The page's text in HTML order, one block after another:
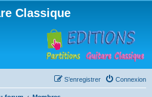
Classique
Connexion
S’enregistrer